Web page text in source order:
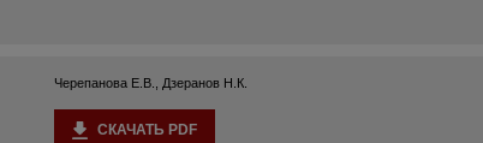
Черепанова Е.В., Дзеранов Н.К.
СКАЧАТЬ PDF